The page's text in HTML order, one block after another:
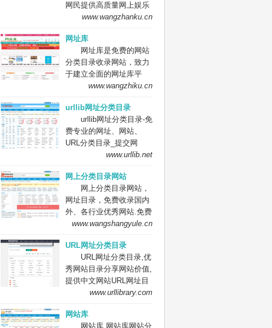
必应等搜索引擎提供索引
参考, 同时也是站长推广
台。
网民提供高质量网上娱乐
冲浪导航网站，汇聚众多
等网站让广大网民轻松畅
游互联网，同时面向广大
互联网站长提供免费的网
址收录、免费网站收录、
免费外链平台。
www.wangzhanku.cn
网址库
网址库是免费的网站
分类目录收录网站，致力
于建立全面的网址库平
台：免费收录网站、网
秀的网站网址,让你轻松畅
游互联网，找到您想要的
网站、信息资源；加入网
址库让我们共同成长。网
址库!网址酷！上网，您需
用网址一网打尽！
www.wangzhiku.cn
urllib网址分类目录
urllib网址分类目录-免
费专业的网址、网站、
URL分类目录_提交网
址、网站、URL到我们的
www.urllib.net
网上分类目录网站
网上分类目录网站，
网址目录，免费收录国内
外、各行业优秀网站.免费
收录网站、网址，免费提
www.wangshangyule.cn
URL网址分类目录
URL网址分类目录,优
秀网站目录分享网站价值,
提供中文网站URL网址目
录网站提交,网站收录,网
键字搜索功能,URL网址分
www.urllibrary.com
网站库
网站库 网站库网站分